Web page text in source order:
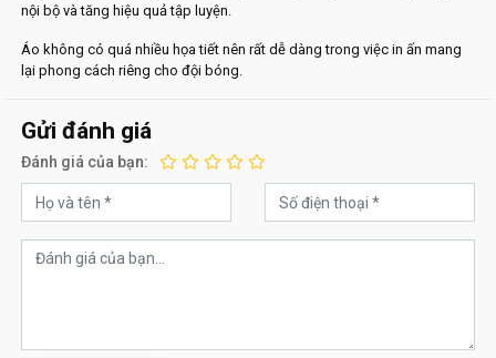
nội bộ và tăng hiệu quả tập luyện.
Áo không có quá nhiều họa tiết nên rất dễ dàng trong việc in ấn mang
lại phong cách riêng cho đội bóng.
Gửi đánh giá
Đánh giá của bạn: